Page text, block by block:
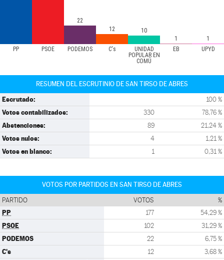
PP PSOE PODEMOS C's
UNIDAD
POPULAR EN
COMÚ
EB UPYD
22
12
10
1
1
RESUMEN DEL ESCRUTINIO DE SAN TIRSO DE ABRES
Escrutado: 100 %
Votos contabilizados: 330 78,76 %
Abstenciones: 89 21,24 %
Votos nulos: 4 1,21 %
Votos en blanco: 1 0,31 %
VOTOS POR PARTIDOS EN SAN TIRSO DE ABRES
PARTIDO VOTOS %
PP 177 54,29 %
PSOE 102 31,29 %
PODEMOS 22 6,75 %
C's 12 3,68 %